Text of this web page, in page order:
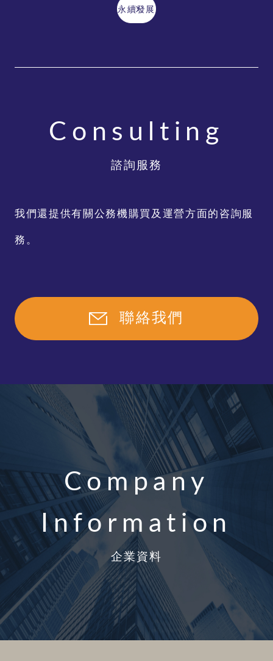
永續發展
Consulting
諮詢服務
我們還提供有關公務機購買及運營方面的咨詢服
務。
聯絡我們
Company
Information
企業資料